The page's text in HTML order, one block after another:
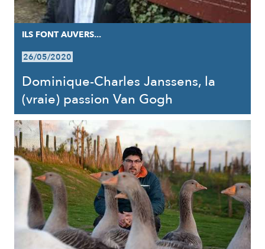
ILS FONT AUVERS...
26/05/2020
Dominique-Charles Janssens, la
(vraie) passion Van Gogh